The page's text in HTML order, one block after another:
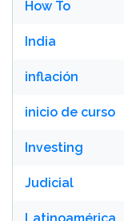
How To
India
inflación
inicio de curso
Investing
Judicial